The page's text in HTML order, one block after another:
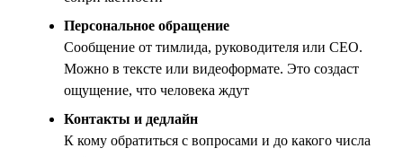
Персональное обращение
Сообщение от тимлида, руководителя или CEO.
Можно в тексте или видеоформате. Это создаст
ощущение, что человека ждут
Контакты и дедлайн
К кому обратиться с вопросами и до какого числа